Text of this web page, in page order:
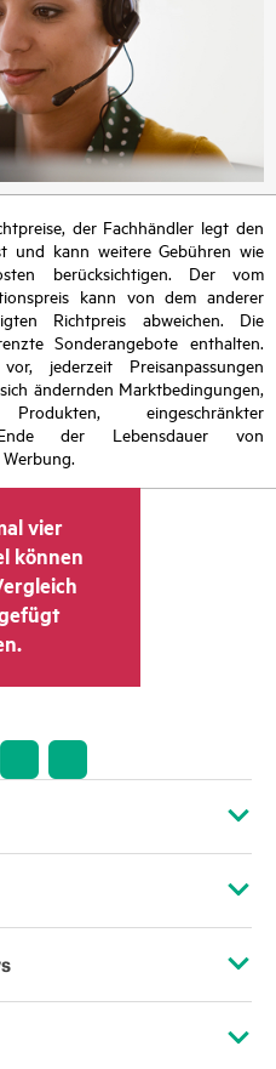
der Fachhändler legt den
und kann weitere Gebühren wie
berücksichtigen. Der vom
kann von dem anderer
Richtpreis abweichen. Die
Sonderangebote enthalten.
jederzeit Preisanpassungen
ändernden Marktbedingungen,
eingeschränkter
der Lebensdauer von
vier
können